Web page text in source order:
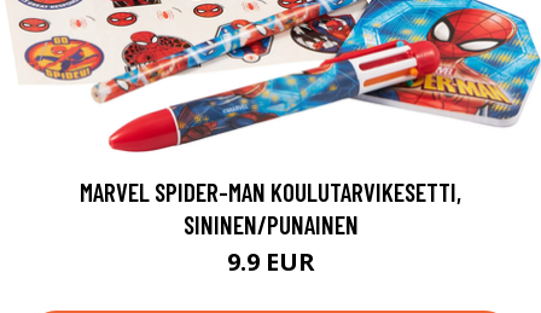
MARVEL SPIDER-MAN KOULUTARVIKESETTI,
SININEN/PUNAINEN
9.9 EUR